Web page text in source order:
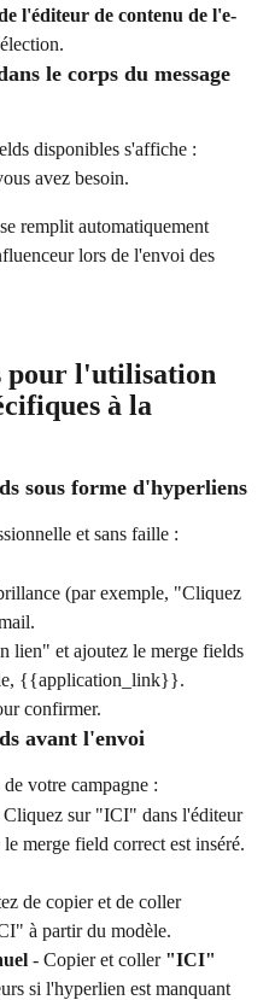
l'éditeur de contenu de l'e-
le corps du message
disponibles s'affiche :
avez besoin.
remplit automatiquement
lors de l'envoi des
pour l'utilisation
à la
sous forme d'hyperliens
et sans faille :
(par exemple, "Cliquez
lien" et ajoutez le merge fields
{{application_link}}.
confirmer.
avant l'envoi
votre campagne :
Cliquez sur "ICI" dans l'éditeur
merge field correct est inséré.
de copier et de coller
à partir du modèle.
- Copier et coller "ICI"
si l'hyperlien est manquant